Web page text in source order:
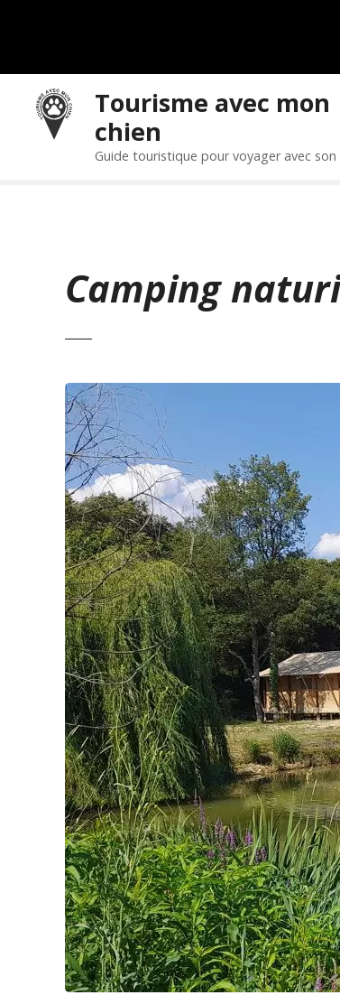
Tourisme avec mon
chien
Guide touristique pour voyager avec son
Camping